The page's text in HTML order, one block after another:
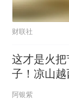
财联社
这才是火
子！凉山越
阿银紫